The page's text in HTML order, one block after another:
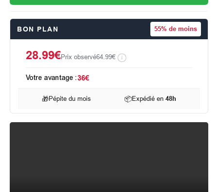
BON PLAN 55% de moins
28.99€Prix observé64.99€
Votre avantage :36€
🎁Pépite du mois 📦Expédié en48h